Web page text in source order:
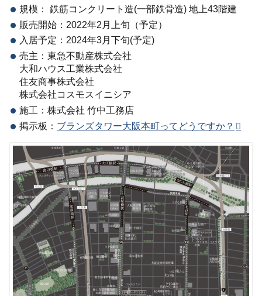
規模： 鉄筋コンクリート造(一部鉄骨造) 地上43階建
販売開始：2022年2月上旬（予定）
入居予定：2024年3月下旬(予定)
売主：東急不動産株式会社
大和ハウス工業株式会社
住友商事株式会社
株式会社コスモスイニシア
施工：株式会社 竹中工務店
掲示板： ブランズタワー大阪本町ってどうですか？